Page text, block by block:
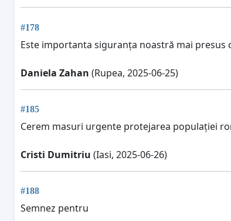
#178
Este importanta siguranța noastră mai presus
Daniela Zahan (Rupea, 2025-06-25)
#185
Cerem masuri urgente protejarea populației
Cristi Dumitriu (Iasi, 2025-06-26)
#188
Semnez pentru